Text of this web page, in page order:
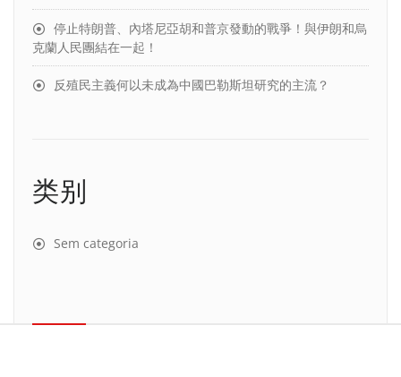
停止特朗普、內塔尼亞胡和普京發動的戰爭！與伊朗和烏
克蘭人民團結在一起！
反殖民主義何以未成為中國巴勒斯坦研究的主流？
类别
Sem categoria